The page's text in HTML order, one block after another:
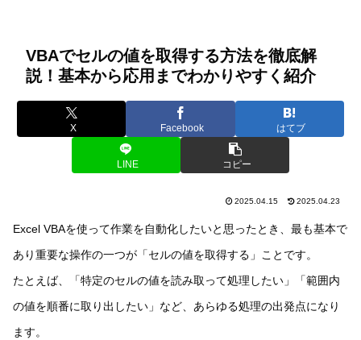
VBAでセルの値を取得する方法を徹底解
説！基本から応用までわかりやすく紹介
X Facebook はてブ
LINE コピー
2025.04.15 2025.04.23
Excel VBAを使って作業を自動化したいと思ったとき、最も基本で
あり重要な操作の一つが「セルの値を取得する」ことです。
たとえば、「特定のセルの値を読み取って処理したい」「範囲内
の値を順番に取り出したい」など、あらゆる処理の出発点になり
ます。